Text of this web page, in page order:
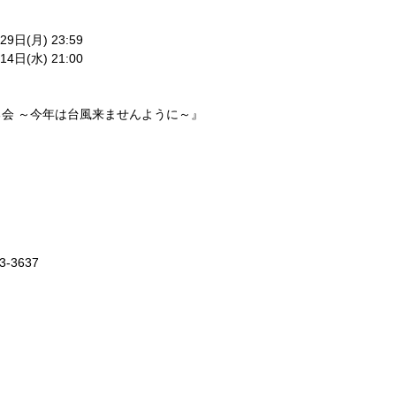
日(月) 23:59
日(水) 21:00
～今年は台風来ませんように～』
3637